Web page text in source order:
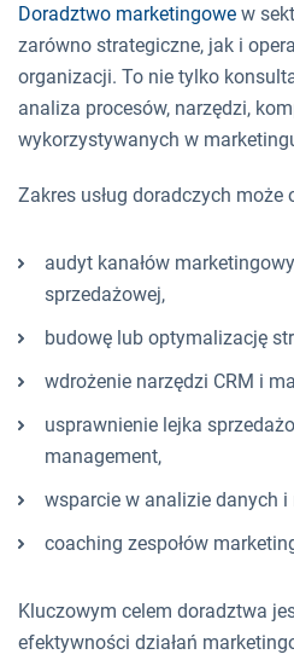
Doradztwo marketingowe w
zarówno strategiczne, jak i
organizacji. To nie tylko
analiza procesów, narzędzi,
wykorzystywanych w
Zakres usług doradczych może
audyt kanałów
sprzedażowej,
budowę lub optymalizację
wdrożenie narzędzi CRM i
usprawnienie lejka
management,
wsparcie w analizie danych
coaching zespołów
Kluczowym celem doradztwa
efektywności działań